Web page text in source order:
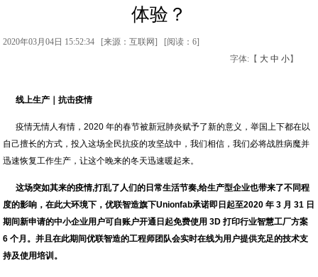
体验？
2020年03月04日 15:52:34 [来源：互联网] [阅读：6]
字体:【 大 中 小】
线上生产｜抗击疫情
疫情无情人有情，2020 年的春节被新冠肺炎赋予了新的意义，举国上下都在以
自己擅长的方式，投入这场全民抗疫的攻坚战中，我们相信，我们必将战胜病魔并
迅速恢复工作生产，让这个晚来的冬天迅速暖起来。
这场突如其来的疫情,打乱了人们的日常生活节奏,给生产型企业也带来了不同程
度的影响，在此大环境下，优联智造旗下Unionfab承诺即日起至2020 年 3 月 31 日
期间新申请的中小企业用户可自账户开通日起免费使用 3D 打印行业智慧工厂方案
6 个月。并且在此期间优联智造的工程师团队会实时在线为用户提供充足的技术支
持及使用培训。